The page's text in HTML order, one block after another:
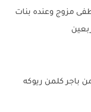
مزوج وعنده بنات
باجر كلمن ريوكه